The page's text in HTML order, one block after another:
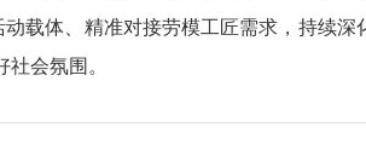
载体、精准对接劳模工匠需求，持续
会氛围。